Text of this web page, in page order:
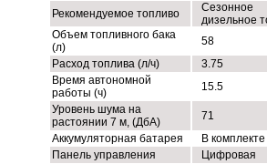
Рекомендуемое топливо
Сезонное
дизельное
Объем топливного бака
(л)
58
Расход топлива (л/ч)
3.75
Время автономной
работы (ч)
15.5
Уровень шума на
растоянии 7 м, (ДбА)
71
Аккумуляторная батарея
В комплекте
Панель управления
Цифровая